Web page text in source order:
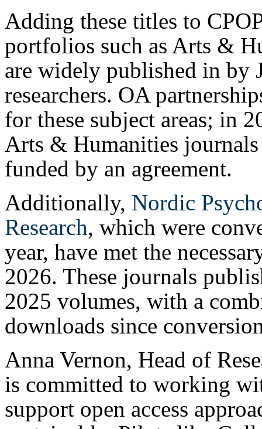
Adding these titles to
portfolios such as Arts &
are widely published in by
researchers. OA
for these subject areas; in
Arts & Humanities
funded by an agreement.
Additionally, Nordic
Research, which were
year, have met the
2026. These journals
2025 volumes, with a
downloads since
Anna Vernon, Head of
is committed to working
support open access